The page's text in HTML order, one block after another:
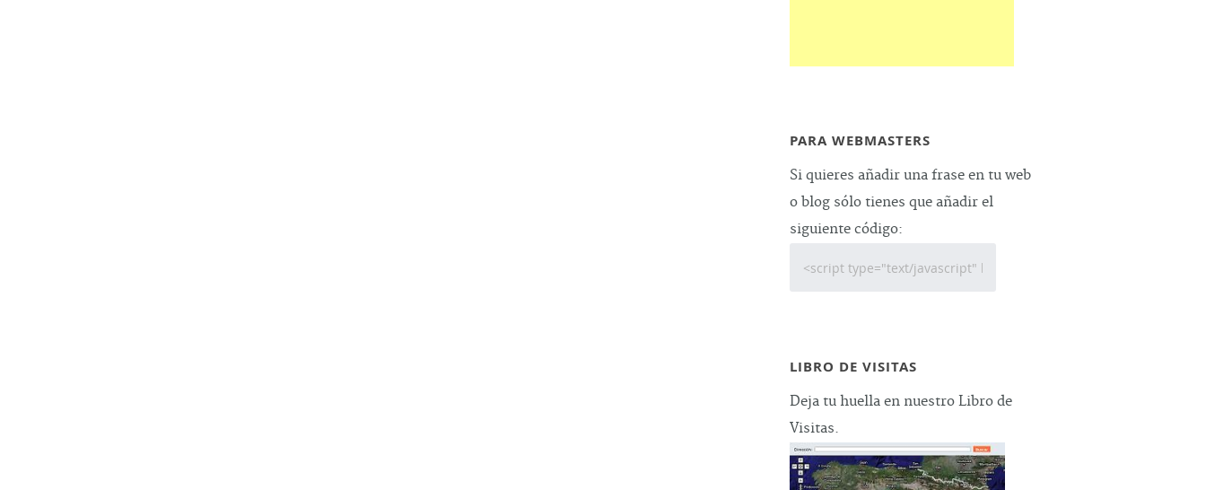
PARA WEBMASTERS
Si quieres añadir una frase en tu web
o blog sólo tienes que añadir el
siguiente código:
LIBRO DE VISITAS
Deja tu huella en nuestro Libro de
Visitas.